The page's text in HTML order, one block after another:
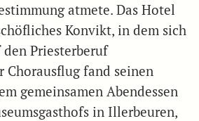
atmete. Das Hotel
Konvikt, in dem sich
Priesterberuf
Chorausflug fand seinen
gemeinsamen Abendessen
in Illerbeuren,